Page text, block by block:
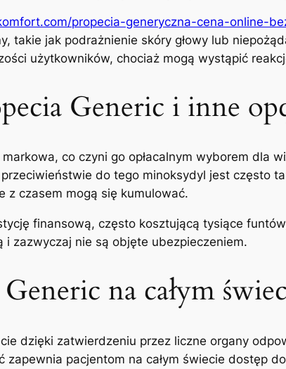
propecia-generyczna-cena-online-
jak podrażnienie skóry głowy lub
użytkowników, chociaż mogą wystąpić
Generic i inne
co czyni go opłacalnym wyborem dla
do tego minoksydyl jest często
z czasem mogą się kumulować.
finansową, często kosztującą tysiące
zazwyczaj nie są objęte ubezpieczeniem.
na całym
dzięki zatwierdzeniu przez liczne organy
pacjentom na całym świecie dostęp